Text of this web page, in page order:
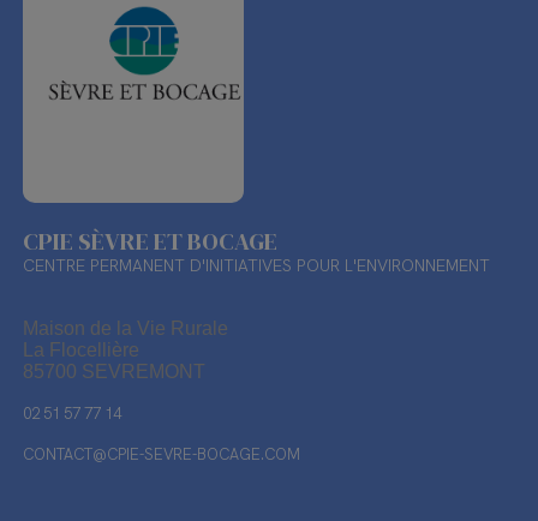
CPIE SÈVRE ET BOCAGE
CENTRE PERMANENT D'INITIATIVES POUR L'ENVIRONNEMENT
Maison de la Vie Rurale
La Flocellière
85700 SEVREMONT
02 51 57 77 14
CONTACT@CPIE-SEVRE-BOCAGE.COM